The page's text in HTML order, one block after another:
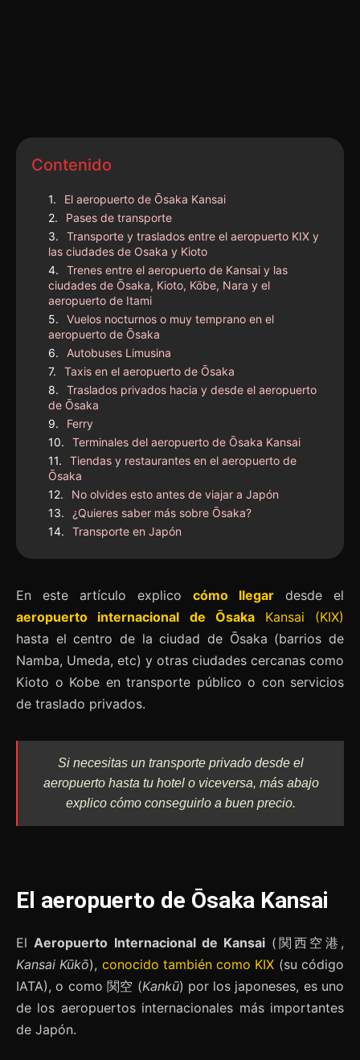
Contenido
El aeropuerto de Ōsaka Kansai
Pases de transporte
Transporte y traslados entre el aeropuerto KIX y
las ciudades de Osaka y Kioto
Trenes entre el aeropuerto de Kansai y las
ciudades de Ōsaka, Kioto, Kōbe, Nara y el
aeropuerto de Itami
Vuelos nocturnos o muy temprano en el
aeropuerto de Ōsaka
Autobuses Limusina
Taxis en el aeropuerto de Ōsaka
Traslados privados hacia y desde el aeropuerto
de Ōsaka
Ferry
Terminales del aeropuerto de Ōsaka Kansai
Tiendas y restaurantes en el aeropuerto de
Ōsaka
No olvides esto antes de viajar a Japón
¿Quieres saber más sobre Ōsaka?
Transporte en Japón
En este artículo explico cómo llegar desde el
aeropuerto internacional de Ōsaka Kansai (KIX)
hasta el centro de la ciudad de Ōsaka (barrios de
Namba, Umeda, etc) y otras ciudades cercanas como
Kioto o Kobe en transporte público o con servicios
de traslado privados.
Si necesitas un transporte privado desde el
aeropuerto hasta tu hotel o viceversa, más abajo
explico cómo conseguirlo a buen precio.
El aeropuerto de Ōsaka Kansai
El Aeropuerto Internacional de Kansai (関西空港,
Kansai Kūkō), conocido también como KIX (su código
IATA), o como 関空 (Kankū) por los japoneses, es uno
de los aeropuertos internacionales más importantes
de Japón.